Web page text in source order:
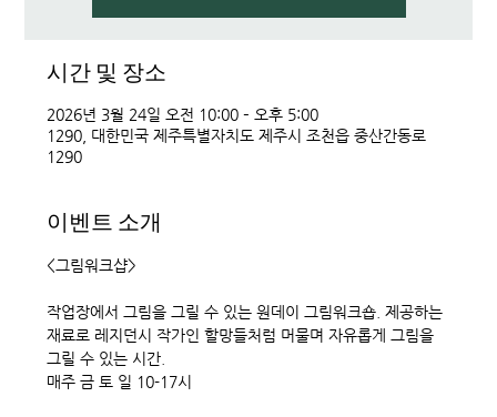
시간 및 장소
2026년 3월 24일 오전 10:00 – 오후 5:00
1290, 대한민국 제주특별자치도 제주시 조천읍 중산간동로
1290
이벤트 소개
<그림워크샵>
작업장에서 그림을 그릴 수 있는 원데이 그림워크숍. 제공하는
재료로 레지던시 작가인 할망들처럼 머물며 자유롭게 그림을
그릴 수 있는 시간.
매주 금 토 일 10-17시